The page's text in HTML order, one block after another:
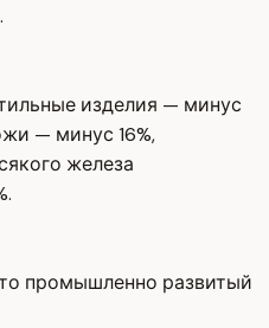
изделия — минус
— минус 16%,
железа
промышленно развитый